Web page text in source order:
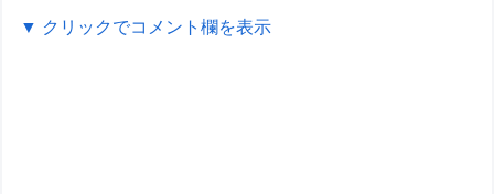
▼ クリックでコメント欄を表示